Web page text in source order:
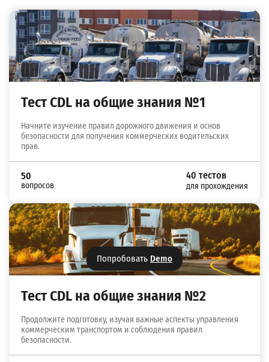
Тест CDL на общие знания №1
Начните изучение правил дорожного движения и основ
безопасности для получения коммерческих водительских
прав.
50
вопросов
40 тестов
для прохождения
Попробовать Demo
Тест CDL на общие знания №2
Продолжите подготовку, изучая важные аспекты управления
коммерческим транспортом и соблюдения правил
безопасности.